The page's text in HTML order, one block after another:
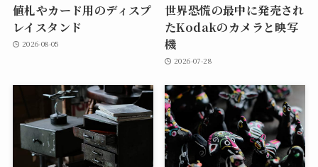
値札やカード用のディスプ
レイスタンド
2026-08-05
世界恐慌の最中に発売され
たKodakのカメラと映写
機
2026-07-28